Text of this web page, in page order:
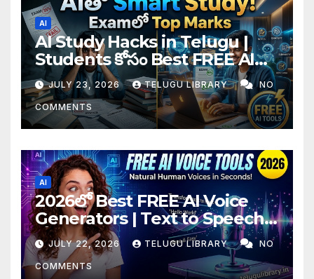
AI
AI Study Hacks in Telugu |
Students కోసం Best FREE AI
Tools & Smart Study Tips
(2026)
JULY 23, 2026 TELUGU LIBRARY NO
COMMENTS
AI
2026లో Best FREE AI Voice
Generators | Text to Speech
కోసం Top 4 AI Tools
JULY 22, 2026 TELUGU LIBRARY NO
COMMENTS